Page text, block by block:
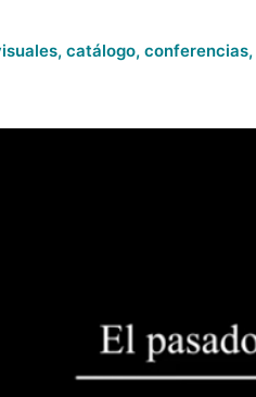
, catálogo, conferencias,